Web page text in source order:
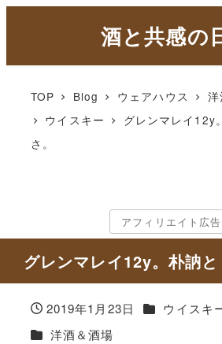
酒と共感の
TOP Blog ウェアハウス
ウイスキー
グレンマレイ12y
さ。
アフィリエイト広
グレンマレイ12y。朴訥と
2019年1月23日 カテゴリー
ウイスキ
カテゴリー
洋酒＆酒場